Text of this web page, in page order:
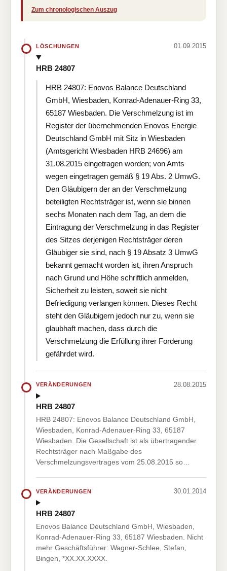
Zum chronologischen Auszug
LÖSCHUNGEN 01.09.2015
HRB 24807
HRB 24807: Enovos Balance Deutschland
GmbH, Wiesbaden, Konrad-Adenauer-Ring 33,
65187 Wiesbaden. Die Verschmelzung ist im
Register der übernehmenden Enovos Energie
Deutschland GmbH mit Sitz in Wiesbaden
(Amtsgericht Wiesbaden HRB 24696) am
31.08.2015 eingetragen worden; von Amts
wegen eingetragen gemäß § 19 Abs. 2 UmwG.
Den Gläubigern der an der Verschmelzung
beteiligten Rechtsträger ist, wenn sie binnen
sechs Monaten nach dem Tag, an dem die
Eintragung der Verschmelzung in das Register
des Sitzes derjenigen Rechtsträger deren
Gläubiger sie sind, nach § 19 Absatz 3 UmwG
bekannt gemacht worden ist, ihren Anspruch
nach Grund und Höhe schriftlich anmelden,
Sicherheit zu leisten, soweit sie nicht
Befriedigung verlangen können. Dieses Recht
steht den Gläubigern jedoch nur zu, wenn sie
glaubhaft machen, dass durch die
Verschmelzung die Erfüllung ihrer Forderung
gefährdet wird.
VERÄNDERUNGEN 28.08.2015
HRB 24807
HRB 24807: Enovos Balance Deutschland GmbH,
Wiesbaden, Konrad-Adenauer-Ring 33, 65187
Wiesbaden. Die Gesellschaft ist als übertragender
Rechtsträger nach Maßgabe des
Verschmelzungsvertrages vom 25.08.2015 so…
VERÄNDERUNGEN 30.01.2014
HRB 24807
Enovos Balance Deutschland GmbH, Wiesbaden,
Konrad-Adenauer-Ring 33, 65187 Wiesbaden. Nicht
mehr Geschäftsführer: Wagner-Schlee, Stefan,
Bingen, *XX.XX.XXXX.